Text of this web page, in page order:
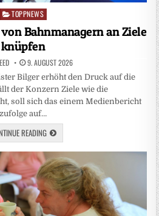
Posted
TOPPNEWS
Bahnmanagern an Ziele
knüpfen
9. AUGUST 2026
Bilger erhöht den Druck auf die
der Konzern Ziele wie die
soll sich das einem Medienbericht
zufolge auf…
READING